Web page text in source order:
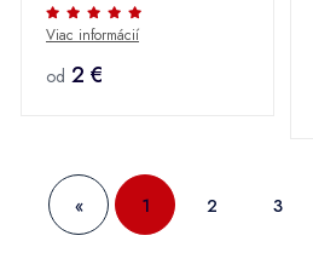
Viac informácií
od 2 €
« 1 2 3